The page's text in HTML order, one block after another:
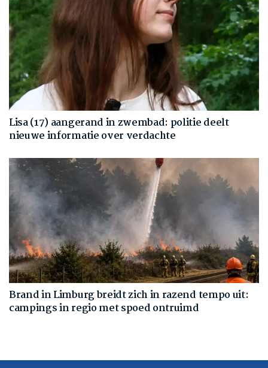
Lisa (17) aangerand in zwembad: politie deelt
nieuwe informatie over verdachte
Brand in Limburg breidt zich in razend tempo uit:
campings in regio met spoed ontruimd